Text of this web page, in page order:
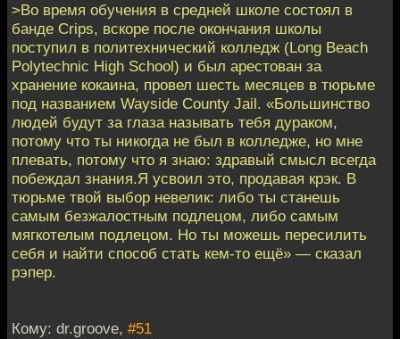
>Во время обучения в средней школе состоял в
банде Crips, вскоре после окончания школы
поступил в политехнический колледж (Long Beach
Polytechnic High School) и был арестован за
хранение кокаина, провел шесть месяцев в тюрьме
под названием Wayside County Jail. «Большинство
людей будут за глаза называть тебя дураком,
потому что ты никогда не был в колледже, но мне
плевать, потому что я знаю: здравый смысл всегда
побеждал знания.Я усвоил это, продавая крэк. В
тюрьме твой выбор невелик: либо ты станешь
самым безжалостным подлецом, либо самым
мягкотелым подлецом. Но ты можешь пересилить
себя и найти способ стать кем-то ещё» — сказал
рэпер.
Кому: dr.groove, #51